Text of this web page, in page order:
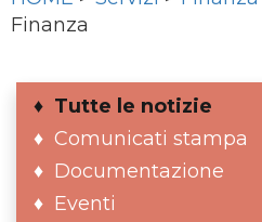
Finanza
Tutte le notizie
Comunicati stampa
Documentazione
Eventi